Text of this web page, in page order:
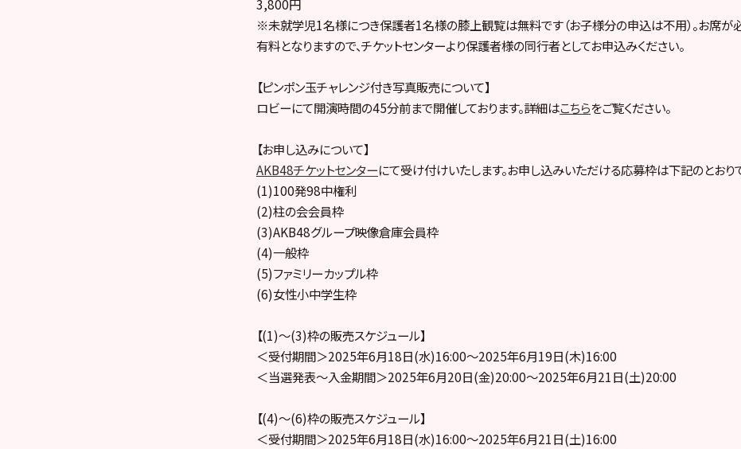
3,800円
※未就学児1名様につき保護者1名様の膝上観覧は無料です（お子様分の申込は不用）。お席が
有料となりますので、チケットセンターより保護者様の同行者としてお申込みください。
【ピンポン玉チャレンジ付き写真販売について】
ロビーにて開演時間の45分前まで開催しております。詳細はこちらをご覧ください。
【お申し込みについて】
AKB48チケットセンターにて受け付けいたします。お申し込みいただける応募枠は下記のとおり
(1)100発98中権利
(2)柱の会会員枠
(3)AKB48グループ映像倉庫会員枠
(4)一般枠
(5)ファミリーカップル枠
(6)女性小中学生枠
【(1)～(3)枠の販売スケジュール】
＜受付期間＞2025年6月18日(水)16:00～2025年6月19日(木)16:00
＜当選発表～入金期間＞2025年6月20日(金)20:00～2025年6月21日(土)20:00
【(4)～(6)枠の販売スケジュール】
＜受付期間＞2025年6月18日(水)16:00～2025年6月21日(土)16:00